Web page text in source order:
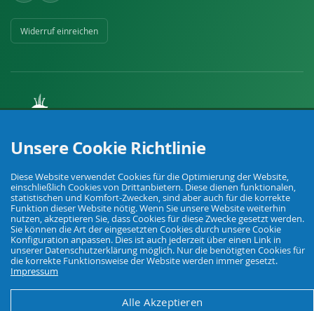
Widerruf einreichen
© Agrarking. Alle Rechte vorbehalten.
AGBDatenschutzWiderrufsbelehrungImpressum
Unsere Cookie Richtlinie
Diese Website verwendet Cookies für die Optimierung der Website,
einschließlich Cookies von Drittanbietern. Diese dienen funktionalen,
statistischen und Komfort-Zwecken, sind aber auch für die korrekte
Funktion dieser Website nötig. Wenn Sie unsere Website weiterhin
nutzen, akzeptieren Sie, dass Cookies für diese Zwecke gesetzt werden.
Sie können die Art der eingesetzten Cookies durch unsere Cookie
Konfiguration anpassen. Dies ist auch jederzeit über einen Link in
unserer Datenschutzerklärung möglich. Nur die benötigten Cookies für
die korrekte Funktionsweise der Website werden immer gesetzt.
Impressum
Alle Akzeptieren